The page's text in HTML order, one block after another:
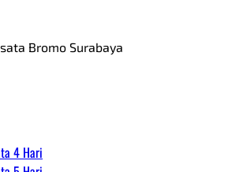
Bromo Surabaya
4 Hari